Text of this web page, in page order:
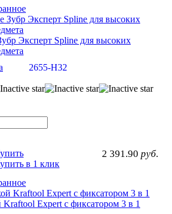
Эксперт Spline для высоких
2655-H32
2 391.90 руб.
в 1 клик
Kraftool Expert с фиксатором 3 в 1